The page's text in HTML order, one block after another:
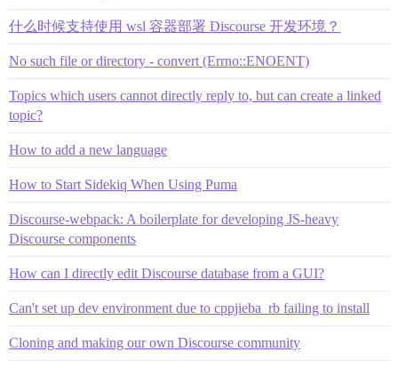
什么时候支持使用 wsl 容器部署 Discourse 开发环境？
No such file or directory - convert (Errno::ENOENT)
Topics which users cannot directly reply to, but can create a linked
topic?
How to add a new language
How to Start Sidekiq When Using Puma
Discourse-webpack: A boilerplate for developing JS-heavy
Discourse components
How can I directly edit Discourse database from a GUI?
Can't set up dev environment due to cppjieba_rb failing to install
Cloning and making our own Discourse community